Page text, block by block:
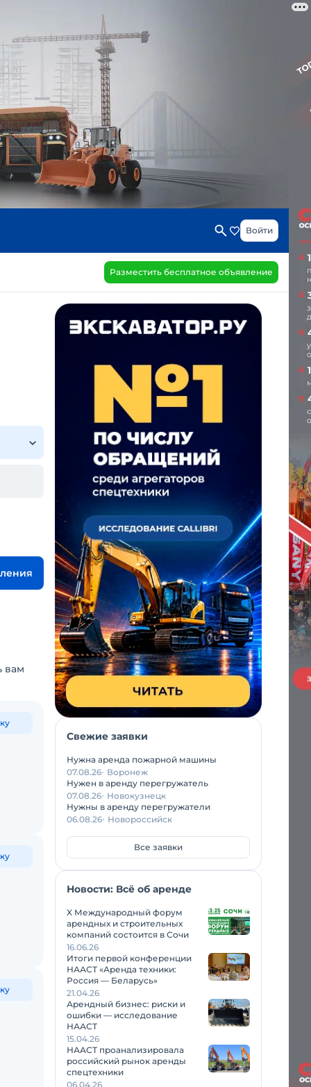
Войти
Разместить бесплатное объявление
вам
Свежие заявки
Нужна аренда пожарной машины
07.08.26 Воронеж
Нужен в аренду перегружатель
07.08.26 Новокузнецк
Нужны в аренду перегружатели
06.08.26 Новороссийск
Все заявки
Новости: Всё об аренде
X Международный форум
арендных и строительных
компаний состоится в Сочи
16.06.26
Итоги первой конференции
НААСТ «Аренда техники:
Россия — Беларусь»
21.04.26
Арендный бизнес: риски и
ошибки — исследование
НААСТ
15.04.26
НААСТ проанализировала
российский рынок аренды
спецтехники
06.04.26